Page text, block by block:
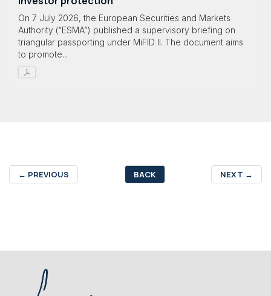
On 7 July 2026, the European Securities and Markets
Authority (“ESMA”) published a supervisory briefing on
triangular passporting under MiFID II. The document aims
to promote...
← PREVIOUS BACK NEXT →